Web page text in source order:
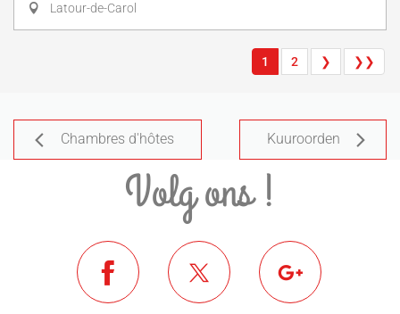
Latour-de-Carol
1 2 ❯ ❯❯
Chambres d'hôtes Kuuroorden
Volg ons !